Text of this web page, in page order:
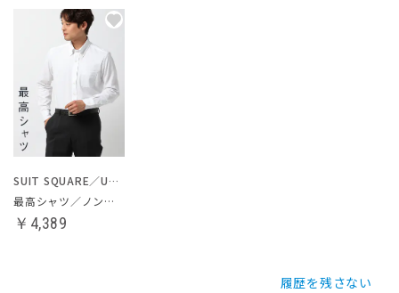
SUIT SQUARE／UNIVERSAL LANGUAGE
最高シャツ／ノンアイロンドレスシャツ
￥4,389
履歴を残さない